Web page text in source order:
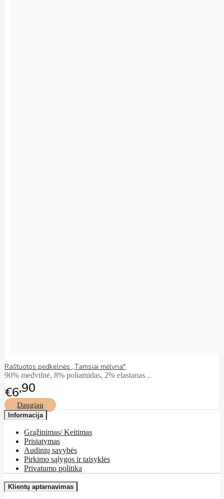
Raštuotos pėdkelnės ,,Tamsiai mėlyna"
90% medvilnė, 8% poliamidas, 2% elastanas ..
€6 90
Daugiau
Informacija
Grąžinimas/ Keitimas
Pristatymas
Audinių savybės
Pirkimo sąlygos ir taisyklės
Privatumo politika
Klientų aptarnavimas